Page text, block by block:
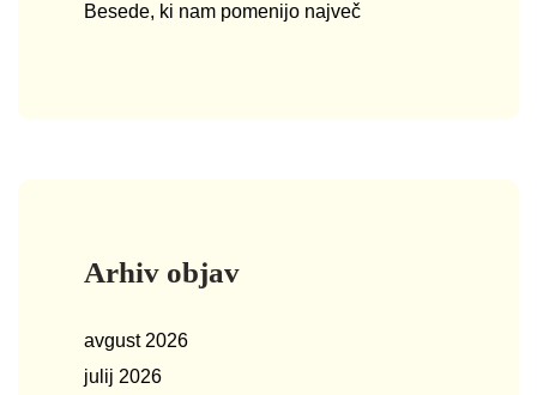
Besede, ki nam pomenijo največ
Arhiv objav
avgust 2026
julij 2026